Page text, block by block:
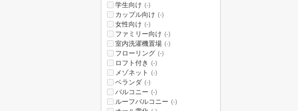
学生向け (-)
カップル向け (-)
女性向け (-)
ファミリー向け (-)
室内洗濯機置場 (-)
フローリング (-)
ロフト付き (-)
メゾネット (-)
ベランダ (-)
バルコニー (-)
ルーフバルコニー (-)